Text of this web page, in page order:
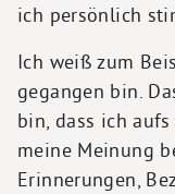
ich persönlich
Ich weiß zum
gegangen bin.
bin, dass ich
meine Meinung
Erinnerungen,